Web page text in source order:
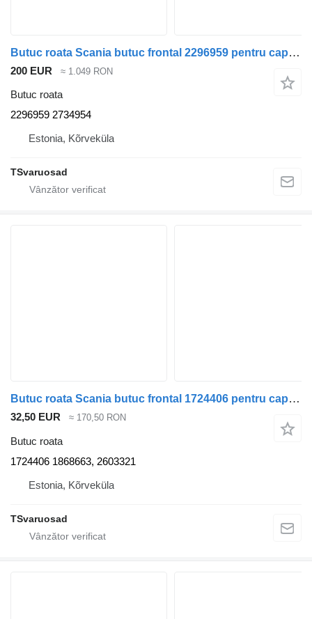
Butuc roata Scania butuc frontal 2296959 pentru cap tractor Scania R500
200 EUR ≈ 1.049 RON
Butuc roata
2296959 2734954
Estonia, Kõrveküla
TSvaruosad
Butuc roata Scania butuc frontal 1724406 pentru cap tractor Scania R420
32,50 EUR ≈ 170,50 RON
Butuc roata
1724406 1868663, 2603321
Estonia, Kõrveküla
TSvaruosad